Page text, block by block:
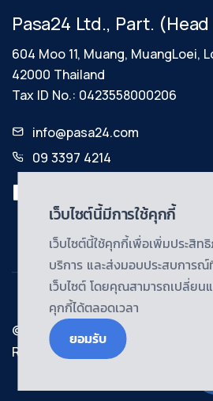
Pasa24 Ltd., Part.
604 Moo 11, Muang, MuangLoei,
42000 Thailand
Tax ID No.: 0423558000206
info@pasa24.com
09 3397 4214
© Copyright@2024 | Pasa24 Ltd.,
Reserved.
เว็บไซต์นี้มีการใช้คุกกี้
เว็บไซต์นี้ใช้คุกกี้เพื่อเพิ่มประสิท
บริการ และส่งมอบประสบการณ์
เว็บไซต์ โดยคุณสามารถเปลี่ยน
คุกกี้ได้ตลอดเวลา
ยอมรับ